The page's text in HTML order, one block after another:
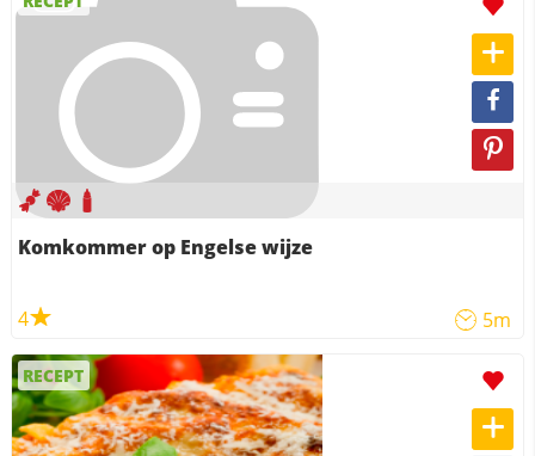
Komkommer op Engelse wijze
4 5m
RECEPT